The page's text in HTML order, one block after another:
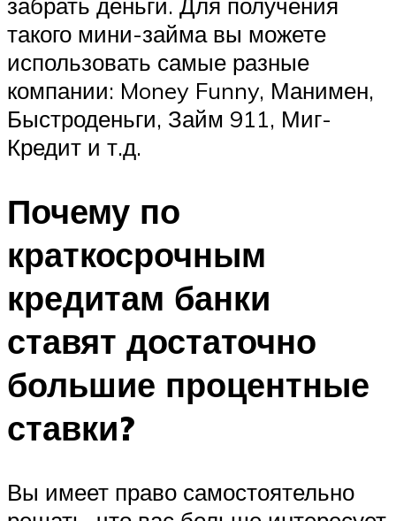
такого мини-займа вы можете
использовать самые разные
компании: Money Funny, Манимен,
Быстроденьги, Займ 911, Миг-
Кредит и т.д.
Почему по
краткосрочным
кредитам банки
ставят достаточно
большие процентные
ставки?
Вы имеет право самостоятельно